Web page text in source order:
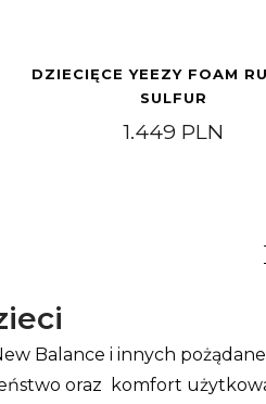
DZIECIĘCE YEEZY FOAM
SULFUR
1.449 PLN
Balance i innych
oraz komfort